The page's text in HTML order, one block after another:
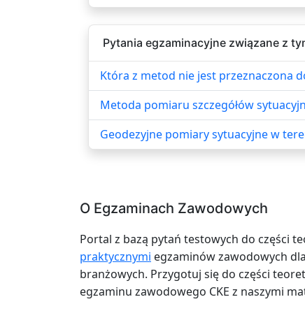
Pytania egzaminacyjne związane z
Która z metod nie jest przeznaczona
Metoda pomiaru szczegółów
Geodezyjne pomiary sytuacyjne w
O Egzaminach Zawodowych
Portal z bazą pytań testowych do części
praktycznymi egzaminów zawodowych
branżowych. Przygotuj się do części
egzaminu zawodowego CKE z naszymi